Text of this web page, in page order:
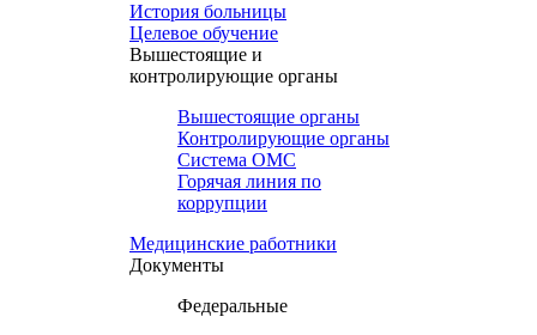
История больницы
Целевое обучение
Вышестоящие и
контролирующие органы
Вышестоящие органы
Контролирующие органы
Система ОМС
Горячая линия по
коррупции
Медицинские работники
Документы
Федеральные